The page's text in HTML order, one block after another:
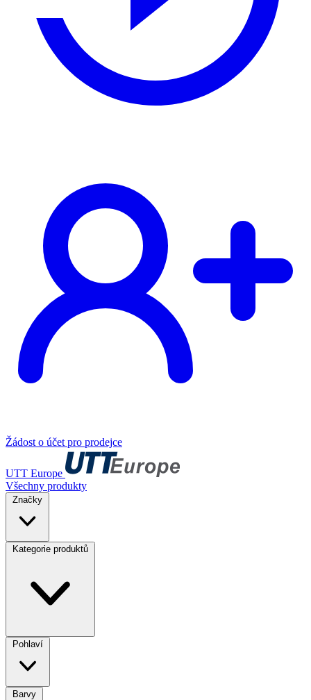
Žádost o účet pro prodejce
UTT Europe
Všechny produkty
Značky
Kategorie produktů
Pohlaví
Barvy